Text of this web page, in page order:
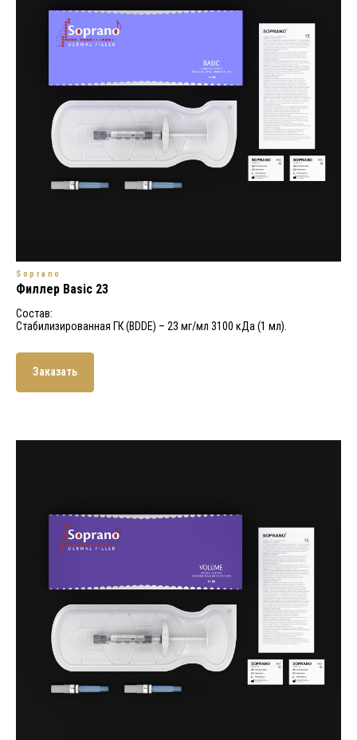
Soprano
Филлер Basic 23
Состав:
Стабилизированная ГК (BDDE) – 23 мг/мл 3100 кДа (1 мл).
Заказать